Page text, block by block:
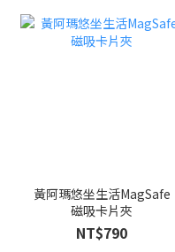
黃阿瑪悠坐生活MagSafe
磁吸卡片夾
NT$790